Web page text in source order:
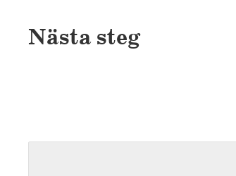
Nästa steg